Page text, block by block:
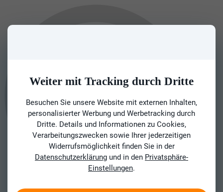
Weiter mit Tracking durch Dritte
Besuchen Sie unsere Website mit externen Inhalten,
personalisierter Werbung und Werbetracking durch
Dritte. Details und Informationen zu Cookies,
Verarbeitungszwecken sowie Ihrer jederzeitigen
Widerrufsmöglichkeit finden Sie in der
Datenschutzerklärung und in den Privatsphäre-
Einstellungen.